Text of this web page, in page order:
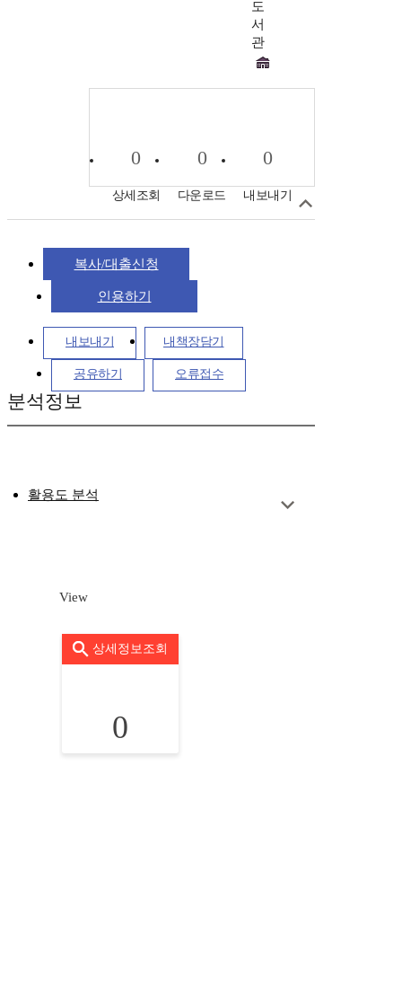
도
서
관
0
상세조회
0
다운로드
0
내보내기
복사/대출신청
인용하기
내보내기 내책장담기
공유하기 오류접수
분석정보
활용도 분석
View
상세정보조회
0